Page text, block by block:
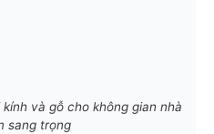
và gỗ cho không gian nhà
sang trọng